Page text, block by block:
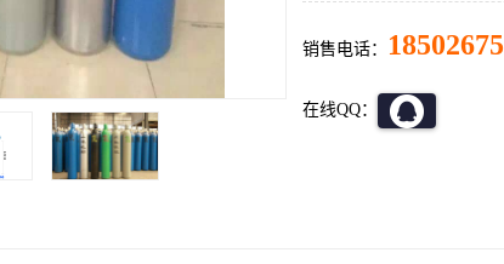
销售电话：
在线QQ：